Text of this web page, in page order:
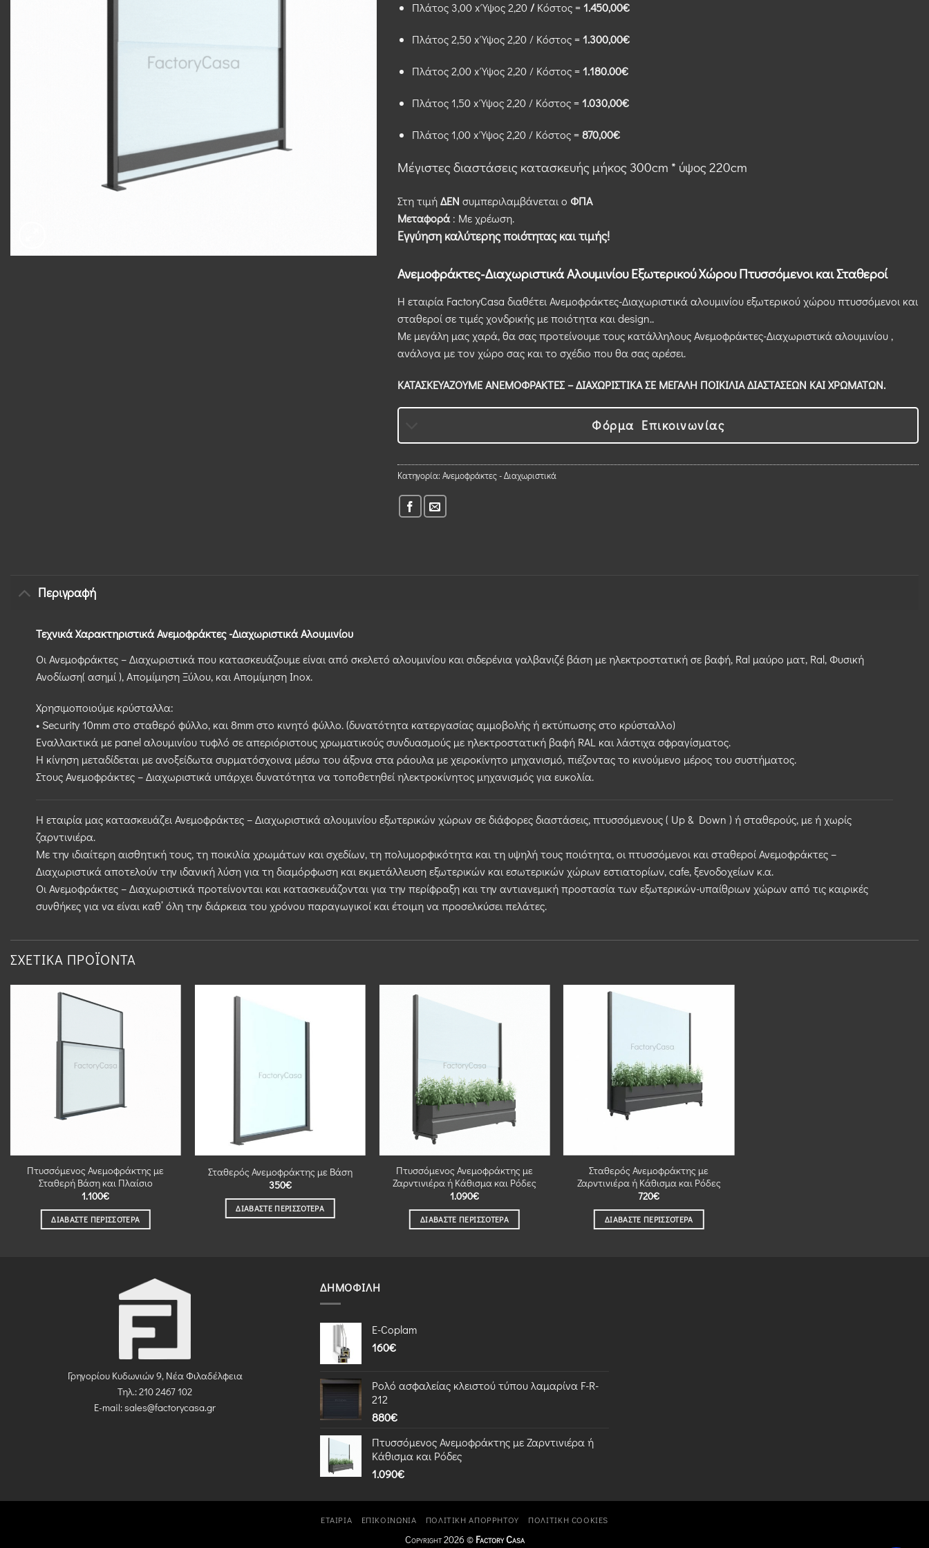
Πλάτος 3,00 x Ύψος 2,20/ Κόστος =1.450,00€
Πλάτος 2,50 x Ύψος 2,20 / Κόστος =1.300,00€
Πλάτος 2,00 x Ύψος 2,20 / Κόστος =1.180.00€
Πλάτος 1,50 x Ύψος 2,20 / Κόστος =1.030,00€
Πλάτος 1,00 x Ύψος 2,20 / Κόστος =870,00€
Μέγιστες διαστάσεις κατασκευής μήκος 300cm * ύψος 220cm
Στη τιμήΔΕΝ συμπεριλαμβάνεται ο ΦΠΑ
Μεταφορά : Με χρέωση.
Εγγύηση καλύτερης ποιότητας και τιμής!
Ανεμοφράκτες-Διαχωριστικά Αλουμινίου Εξωτερικού Χώρου Πτυσσόμενοι και Σταθεροί
Η εταιρία FactoryCasa διαθέτει Ανεμοφράκτες-Διαχωριστικά αλουμινίου εξωτερικού χώρου πτυσσόμενοι και
σταθεροί σε τιμές χονδρικής με ποιότητα και design..
Με μεγάλη μας χαρά, θα σας προτείνουμε τους κατάλληλους Ανεμοφράκτες-Διαχωριστικά αλουμινίου ,
ανάλογα με τον χώρο σας και το σχέδιο που θα σας αρέσει.
ΚΑΤΑΣΚΕΥΑΖΟΥΜΕ ΑΝΕΜΟΦΡΑΚΤΕΣ – ΔΙΑΧΩΡΙΣΤΙΚΑ ΣΕ ΜΕΓΑΛΗ ΠΟΙΚΙΛΙΑ ΔΙΑΣΤΑΣΕΩΝ ΚΑΙ ΧΡΩΜΑΤΩΝ.
Φόρμα Επικοινωνίας
Κατηγορία: Ανεμοφράκτες - Διαχωριστικά
Περιγραφή
Τεχνικά Χαρακτηριστικά Ανεμοφράκτες -Διαχωριστικά Αλουμινίου
Οι Ανεμοφράκτες – Διαχωριστικά που κατασκευάζουμε είναι από σκελετό αλουμινίου και σιδερένια γαλβανιζέ βάση με ηλεκτροστατική σε βαφή, Ral μαύρο ματ, Ral, Φυσική
Ανοδίωση( ασημί ), Απομίμηση Ξύλου, και Απομίμηση Inox.
Χρησιμοποιούμε κρύσταλλα:
• Security 10mm στο σταθερό φύλλο, και 8mm στο κινητό φύλλο. (δυνατότητα κατεργασίας αμμοβολής ή εκτύπωσης στο κρύσταλλο)
Εναλλακτικά με panel αλουμινίου τυφλό σε απεριόριστους χρωματικούς συνδυασμούς με ηλεκτροστατική βαφή RAL και λάστιχα σφραγίσματος.
Η κίνηση μεταδίδεται με ανοξείδωτα συρματόσχοινα μέσω του άξονα στα ράουλα με χειροκίνητο μηχανισμό, πιέζοντας το κινούμενο μέρος του συστήματος.
Στους Ανεμοφράκτες – Διαχωριστικά υπάρχει δυνατότητα να τοποθετηθεί ηλεκτροκίνητος μηχανισμός για ευκολία.
Η εταιρία μας κατασκευάζει Ανεμοφράκτες – Διαχωριστικά αλουμινίου εξωτερικών χώρων σε διάφορες διαστάσεις, πτυσσόμενους ( Up & Down ) ή σταθερούς, με ή χωρίς
ζαρντινιέρα.
Με την ιδιαίτερη αισθητική τους, τη ποικιλία χρωμάτων και σχεδίων, τη πολυμορφικότητα και τη υψηλή τους ποιότητα, οι πτυσσόμενοι και σταθεροί Ανεμοφράκτες –
Διαχωριστικά αποτελούν την ιδανική λύση για τη διαμόρφωση και εκμετάλλευση εξωτερικών και εσωτερικών χώρων εστιατορίων, cafe, ξενοδοχείων κ.α.
Οι Ανεμοφράκτες – Διαχωριστικά προτείνονται και κατασκευάζονται για την περίφραξη και την αντιανεμική προστασία των εξωτερικών-υπαίθριων χώρων από τις καιρικές
συνθήκες για να είναι καθ’ όλη την διάρκεια του χρόνου παραγωγικοί και έτοιμη να προσελκύσει πελάτες.
ΣΧΕΤΙΚΆ ΠΡΟΪΌΝΤΑ
Πτυσσόμενος Ανεμοφράκτης με
Σταθερή Βάση και Πλαίσιο
1.100€
ΔΙΑΒΆΣΤΕ ΠΕΡΙΣΣΌΤΕΡΑ
Σταθερός Ανεμοφράκτης με Βάση
350€
ΔΙΑΒΆΣΤΕ ΠΕΡΙΣΣΌΤΕΡΑ
Πτυσσόμενος Ανεμοφράκτης με
Ζαρντινιέρα ή Κάθισμα και Ρόδες
1.090€
ΔΙΑΒΆΣΤΕ ΠΕΡΙΣΣΌΤΕΡΑ
Σταθερός Ανεμοφράκτης με
Ζαρντινιέρα ή Κάθισμα και Ρόδες
720€
ΔΙΑΒΆΣΤΕ ΠΕΡΙΣΣΌΤΕΡΑ
Γρηγορίου Κυδωνιών 9, Νέα Φιλαδέλφεια
Τηλ.: 210 2467 102
E-mail:sales@factorycasa.gr
ΔΗΜΟΦΙΛΉ
E-Coplam
160€
Ρολό ασφαλείας κλειστού τύπου λαμαρίνα F-R-
212
880€
Πτυσσόμενος Ανεμοφράκτης με Ζαρντινιέρα ή
Κάθισμα και Ρόδες
1.090€
ΕΤΑΙΡΊΑ ΕΠΙΚΟΙΝΩΝΊΑ ΠΟΛΙΤΙΚΉ ΑΠΟΡΡΉΤΟΥ ΠΟΛΙΤΙΚΉ COOKIES
Copyright 2026 © Factory Casa